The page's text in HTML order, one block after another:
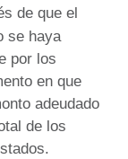
de que el
se haya
por los
en que
adeudado
de los